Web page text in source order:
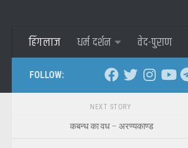
हिंगलाज धर्म दर्शन वेद-पुराण
FOLLOW:
NEXT STORY
कबन्ध का वध – अरण्यकाण्ड